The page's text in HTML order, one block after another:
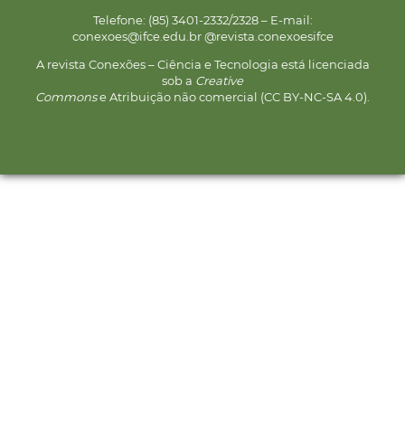
Telefone: (85) 3401-2332/2328 – E-mail:
conexoes@ifce.edu.br @revista.conexoesifce
A revista Conexões – Ciência e Tecnologia está licenciada
sob a Creative
Commonse Atribuição não comercial (CC BY-NC-SA 4.0).